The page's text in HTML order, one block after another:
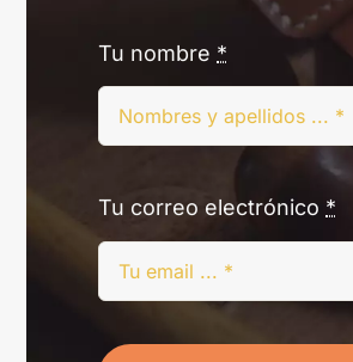
Tu nombre *
Tu correo electrónico *